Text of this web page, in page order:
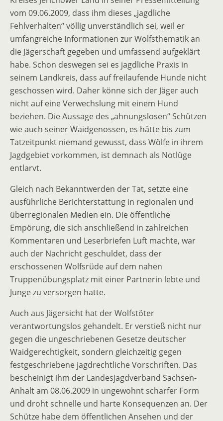
vom 09.06.2009, dass ihm dieses „jagdliche
Fehlverhalten“ völlig unverständlich sei, weil er
umfangreiche Informationen zur Wolfsthematik an
die Jägerschaft gegeben und umfassend aufgeklärt
habe. Schon deswegen sei es jagdliche Praxis in
seinem Landkreis, dass auf freilaufende Hunde nicht
geschossen wird. Daher könne sich der Jäger auch
nicht auf eine Verwechslung mit einem Hund
beziehen. Die Aussage des „ahnungslosen“ Schützen
wie auch seiner Waidgenossen, es hätte bis zum
Tatzeitpunkt niemand gewusst, dass Wölfe in ihrem
Jagdgebiet vorkommen, ist demnach als Notlüge
entlarvt.
Gleich nach Bekanntwerden der Tat, setzte eine
ausführliche Berichterstattung in regionalen und
überregionalen Medien ein. Die öffentliche
Empörung, die sich anschließend in zahlreichen
Kommentaren und Leserbriefen Luft machte, war
auch der Nachricht geschuldet, dass der
erschossenen Wolfsrüde auf dem nahen
Truppenübungsplatz mit einer Partnerin lebte und
Junge zu versorgen hatte.
Auch aus Jägersicht hat der Wolfstöter
verantwortungslos gehandelt. Er verstieß nicht nur
gegen die ungeschriebenen Gesetze deutscher
Waidgerechtigkeit, sondern gleichzeitig gegen
festgeschriebene jagdrechtliche Vorschriften. Das
bescheinigt ihm der Landesjagdverband Sachsen-
Anhalt am 08.06.2009 in ungewohnt scharfer Form
und droht schnelle und harte Konsequenzen an. Der
Schütze habe dem öffentlichen Ansehen und der